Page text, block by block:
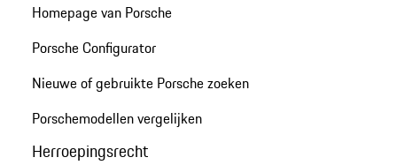
Homepage van Porsche
Porsche Configurator
Nieuwe of gebruikte Porsche zoeken
Porschemodellen vergelijken
Herroepingsrecht